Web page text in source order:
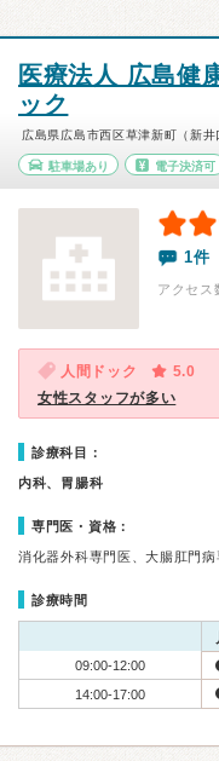
医療法人 広島健
ック
広島県広島市西区草津新町（新井
駐車場あり 電子決済可
1件
アクセ
人間ドック
5.0
女性スタッフが多い
診療科目：
内科、胃腸科
専門医・資格：
消化器外科専門医、大腸肛門
診療時間
09:00-12:00
14:00-17:00